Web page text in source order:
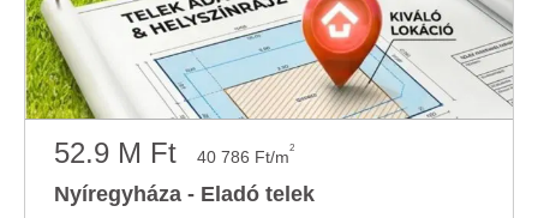
52.9 M Ft 40 786 Ft/m2
Nyíregyháza - Eladó telek